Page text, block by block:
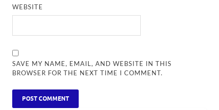
WEBSITE
SAVE MY NAME, EMAIL, AND WEBSITE IN THIS
BROWSER FOR THE NEXT TIME I COMMENT.